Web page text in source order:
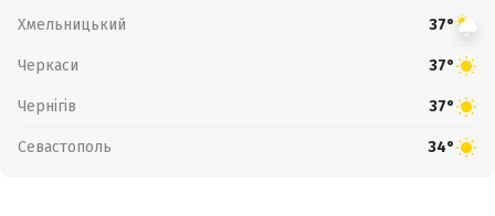
Хмельницький 37°
Черкаси 37°
Чернігів 37°
Севастополь 34°